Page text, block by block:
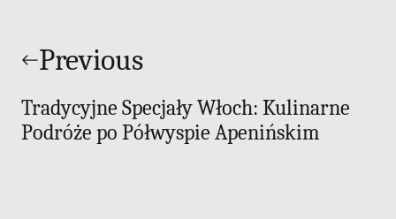
wpisu
Previous
Tradycyjne Specjały Włoch: Kulinarne
Podróże po Półwyspie Apenińskim